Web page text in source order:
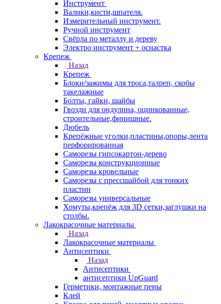
Инструмент
Валики,кисти,шпателя.
Измерительный инструмент.
Ручной инструмент
Свёрла по металлу и дереву
Электро инструмент + оснастка
Крепеж
Назад
Крепеж
Блоки/зажимы для троса,талреп, скобы
такелажные
Болты, гайки, шайбы
Гвозди для ондулина, оцинкованные,
строительные,финишные.
Дюбель
Крепёжные уголки,пластины,опоры,лента
перфорированная
Саморезы гипсокартон-дерево
Саморезы конструкционные
Саморезы кровельные
Саморезы с прессшайбой для тонких
пластин
Саморезы универсальные
Хомуты,крепёж для 3D сетки,заглушки на
столбы.
Лакокрасочные материалы
Назад
Лакокрасочные материалы
Антисептики
Назад
Антисептики
антисептики UpGuard
Герметики, монтажные пены
Клей